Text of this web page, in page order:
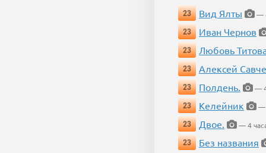
23 Вид Ялты
—
23
Иван Чернов
23 Любовь
23 Алексей
23 Полдень.
—
23
Келейник
—
23
Двое.
— 4
23
Без названия